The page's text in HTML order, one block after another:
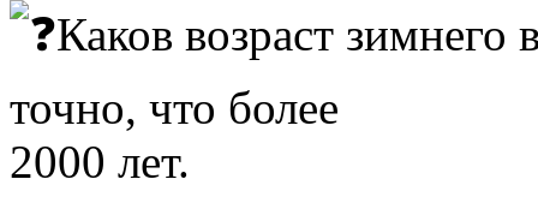
Каков возраст
точно, что более
2000 лет.